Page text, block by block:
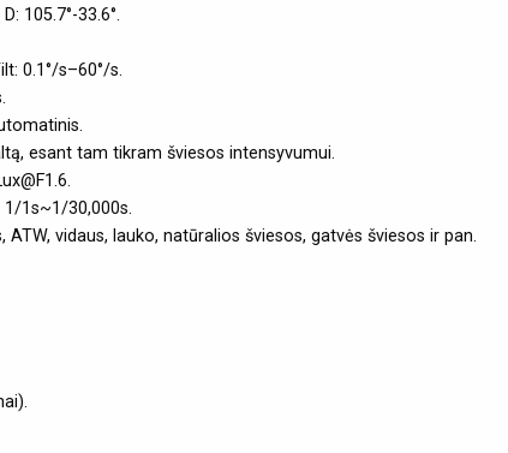
105.7°-33.6°.
0.1°/s–60°/s.
esant tam tikram šviesos intensyvumui.
1/1s~1/30,000s.
vidaus, lauko, natūralios šviesos, gatvės šviesos ir pan.